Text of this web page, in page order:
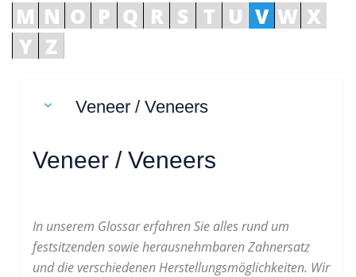
M N O P Q R S T U V W X
Y Z
Veneer / Veneers
Veneer / Veneers
In unserem Glossar erfahren Sie alles rund um
festsitzenden sowie herausnehmbaren Zahnersatz
und die verschiedenen Herstellungsmöglichkeiten. Wir